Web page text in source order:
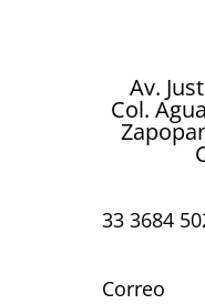
Av.
Col.
33 3684
Correo